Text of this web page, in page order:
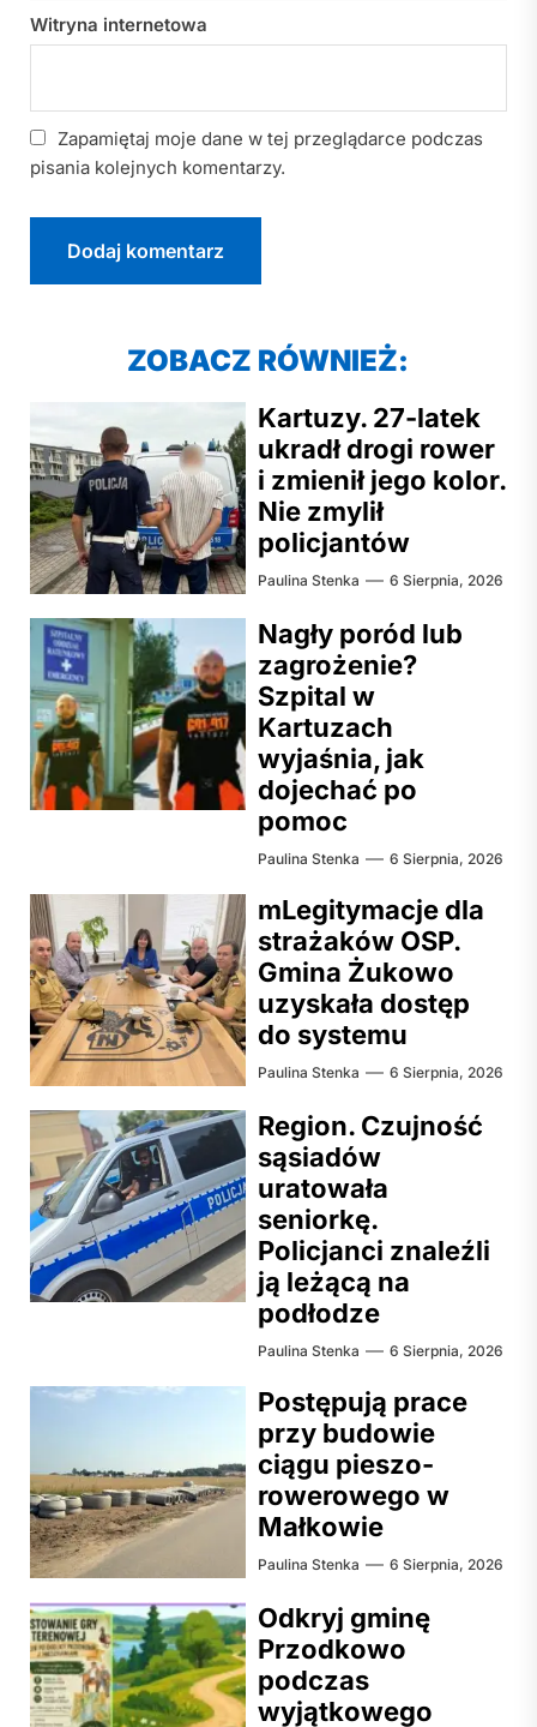
Witryna internetowa
Zapamiętaj moje dane w tej przeglądarce podczas
pisania kolejnych komentarzy.
ZOBACZ RÓWNIEŻ:
Kartuzy. 27-latek
ukradł drogi rower
i zmienił jego kolor.
Nie zmylił
policjantów
Paulina Stenka 6 Sierpnia, 2026
Nagły poród lub
zagrożenie?
Szpital w
Kartuzach
wyjaśnia, jak
dojechać po
pomoc
Paulina Stenka 6 Sierpnia, 2026
mLegitymacje dla
strażaków OSP.
Gmina Żukowo
uzyskała dostęp
do systemu
Paulina Stenka 6 Sierpnia, 2026
Region. Czujność
sąsiadów
uratowała
seniorkę.
Policjanci znaleźli
ją leżącą na
podłodze
Paulina Stenka 6 Sierpnia, 2026
Postępują prace
przy budowie
ciągu pieszo-
rowerowego w
Małkowie
Paulina Stenka 6 Sierpnia, 2026
Odkryj gminę
Przodkowo
podczas
wyjątkowego